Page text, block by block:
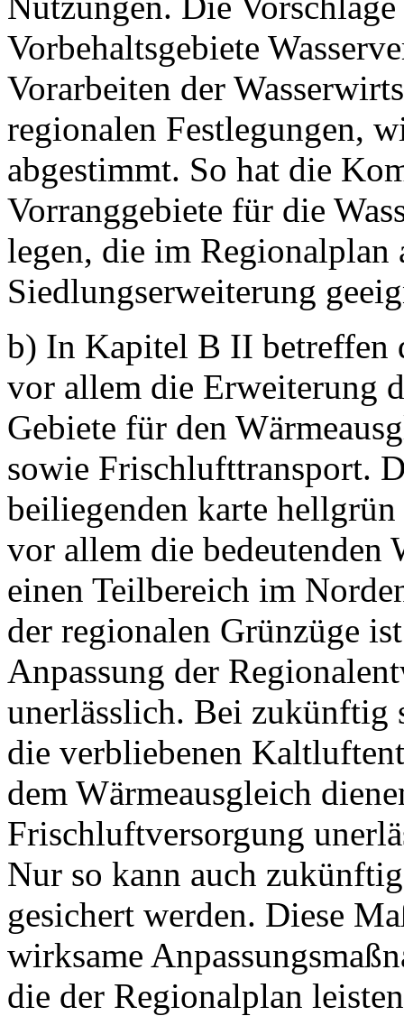
Vorbehaltsgebiete
Vorarbeiten der
regionalen Festlegungen,
abgestimmt. So hat die
Vorranggebiete für die
legen, die im Regionalplan
Siedlungserweiterung
b) In Kapitel B II betreffen
vor allem die Erweiterung
Gebiete für den
sowie Frischlufttransport.
beiliegenden karte
vor allem die bedeutenden
einen Teilbereich im
der regionalen Grünzüge
Anpassung der
unerlässlich. Bei zukünftig
die verbliebenen
dem Wärmeausgleich
Frischluftversorgung
Nur so kann auch
gesichert werden. Diese
wirksame
die der Regionalplan